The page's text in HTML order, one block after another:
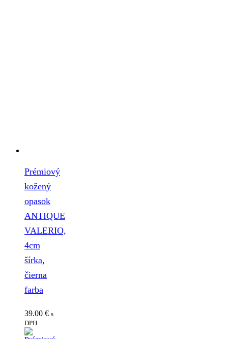
Prémiový
kožený
opasok
ANTIQUE
VALERIO,
4cm
šírka,
čierna
farba
39.00 € s
DPH